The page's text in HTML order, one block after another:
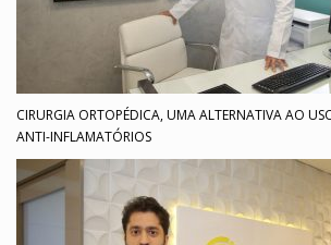
CIRURGIA ORTOPÉDICA, UMA ALTERNATIVA AO
ANTI-INFLAMATÓRIOS